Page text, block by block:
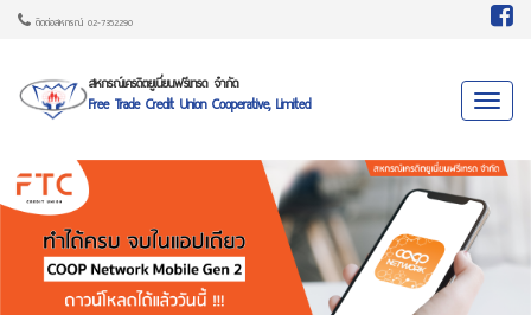
ติดต่อสหกรณ์ 02-7352290
สหกรณ์เครดิตยูเนี่ยนฟรีเทรด จำกัด
Free Trade Credit Union Cooperative, Limited Toggle